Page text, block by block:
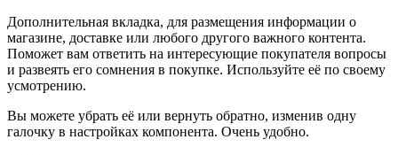
Дополнительная вкладка, для размещения информации о
магазине, доставке или любого другого важного контента.
Поможет вам ответить на интересующие покупателя вопросы
и развеять его сомнения в покупке. Используйте её по своему
усмотрению.
Вы можете убрать её или вернуть обратно, изменив одну
галочку в настройках компонента. Очень удобно.